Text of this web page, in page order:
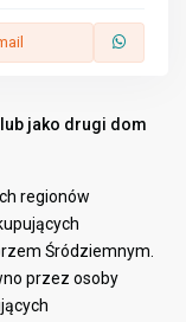
jako drugi dom
regionów
Śródziemnym.
przez osoby